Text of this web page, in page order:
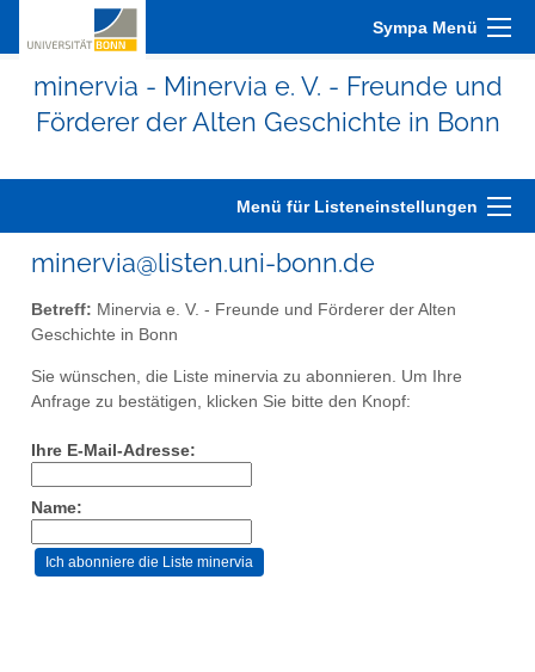
Sympa Menü
minervia - Minervia e. V. - Freunde und
Förderer der Alten Geschichte in Bonn
Menü für Listeneinstellungen
minervia@listen.uni-bonn.de
Betreff: Minervia e. V. - Freunde und Förderer der Alten
Geschichte in Bonn
Sie wünschen, die Liste minervia zu abonnieren. Um Ihre
Anfrage zu bestätigen, klicken Sie bitte den Knopf:
Ihre E-Mail-Adresse:
Name: